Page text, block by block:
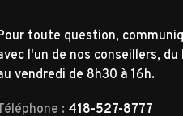
toute question,
l'un de nos conseillers, du
vendredi de 8h30 à 16h.
: 418-527-8777